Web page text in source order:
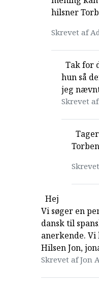
hilsner
Skrevet af
Tak for
hun så
jeg
Skrevet af
Torben
Hej
Vi søger en
dansk til
anerkende. Vi
Hilsen Jon,
Skrevet af Jon